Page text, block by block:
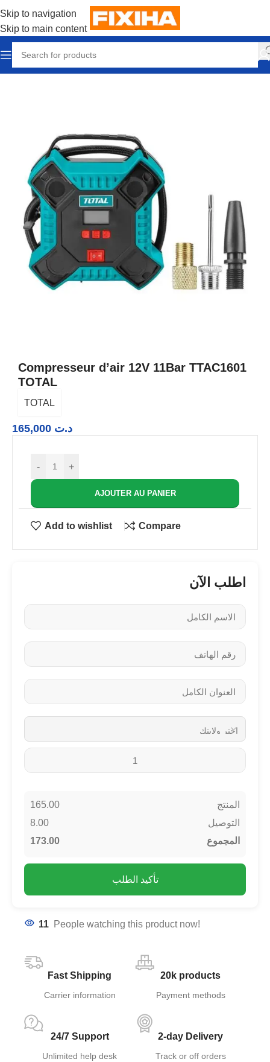
Skip to navigation
Skip to main content
Accueil/Auto & Accessoires
Compresseur d’air 12V 11Bar TTAC1601
TOTAL
TOTAL
د.ت
- +
AJOUTER AU PANIER
Add to wishlist Compare
اطلب الآن
المنتج
165.00
التوصيل
8.00
المجموع
173.00
تأكيد الطلب
11 People watching this product now!
Fast Shipping
Carrier information
20k products
Payment methods
24/7 Support
Unlimited help desk
2-day Delivery
Track or off orders